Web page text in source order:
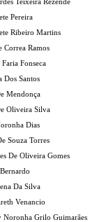
Teixeira Rezende
Pereira
Ribeiro Martins
Correa Ramos
Fonseca
Dos Santos
Mendonça
Oliveira Silva
Dias
Souza Torres
De Oliveira Gomes
Da Silva
Venancio
Noronha Grilo Guimarães